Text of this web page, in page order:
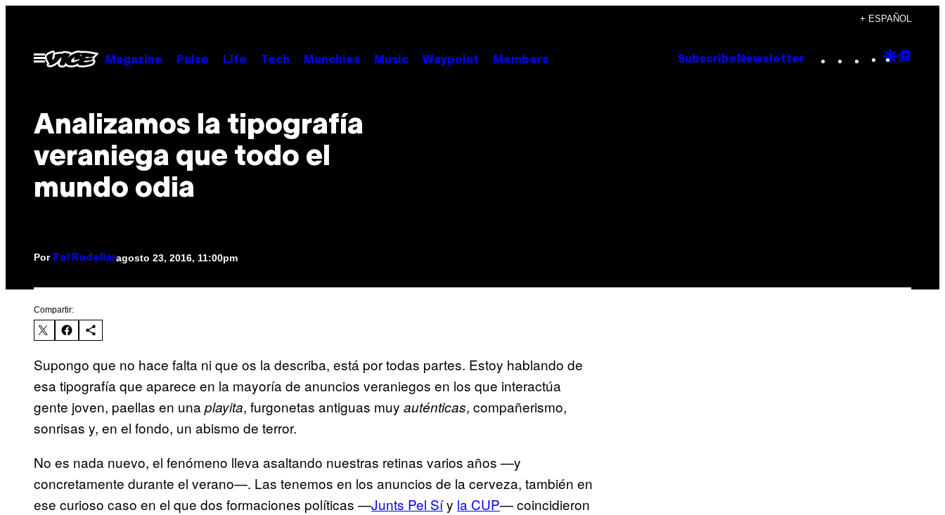
contenido
+ ESPAÑOL
Abrir
Menú
Magazine Pulse Life Tech Munchies Music Waypoint Members Subscribe Newsletter Instagram
TikTok
YouTube
Google
Analizamos la tipografía
veraniega que todo el
mundo odia
Por Pol Rodellaragosto 23, 2016, 11:00pm
Compartir:
Supongo que no hace falta ni que os la describa, está por todas partes. Estoy hablando de
esa tipografía que aparece en la mayoría de anuncios veraniegos en los que interactúa
gente joven, paellas en una playita, furgonetas antiguas muy auténticas, compañerismo,
sonrisas y, en el fondo, un abismo de terror.
No es nada nuevo, el fenómeno lleva asaltando nuestras retinas varios años —y
concretamente durante el verano—. Las tenemos en los anuncios de la cerveza, también en
ese curioso caso en el que dos formaciones políticas —Junts Pel Síy la CUP— coincidieron